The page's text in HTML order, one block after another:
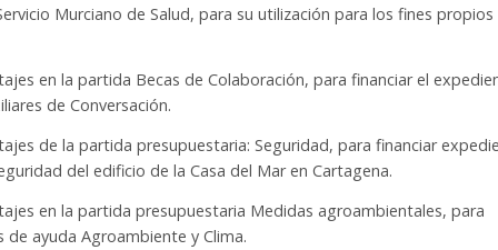
Murciano de Salud, para su utilización para los fines propios
en la partida Becas de Colaboración, para financiar el
de Conversación.
de la partida presupuestaria: Seguridad, para financiar
del edificio de la Casa del Mar en Cartagena.
en la partida presupuestaria Medidas agroambientales, para
ayuda Agroambiente y Clima.